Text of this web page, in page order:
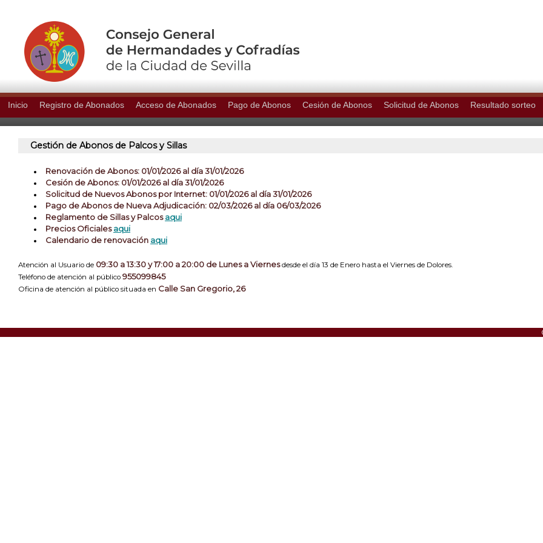
Inicio Registro de Abonados Acceso de Abonados Pago de Abonos Cesión de Abonos Solicitud de Abonos Resultado sorteo
Gestión de Abonos de Palcos y Sillas
Renovación de Abonos: 01/01/2026 al dí­a 31/01/2026
Cesión de Abonos: 01/01/2026 al día 31/01/2026
Solicitud de Nuevos Abonos por Internet: 01/01/2026 al día 31/01/2026
Pago de Abonos de Nueva Adjudicación: 02/03/2026 al día 06/03/2026
Reglamento de Sillas y Palcosaqui
Precios Oficialesaqui
Calendario de renovación aqui
Atención al Usuario de 09:30 a 13:30 y 17:00 a 20:00 de Lunes a Viernesdesde el día 13 de Enero hasta el Viernes de Dolores.
Teléfono de atención al público 955099845
Oficina de atención al público situada en Calle San Gregorio, 26